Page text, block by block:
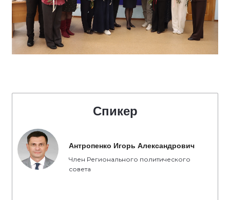
Спикер
Антропенко Игорь Александрович
Член Регионального политического
совета